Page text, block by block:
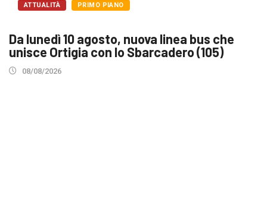
ATTUALITÀ PRIMO PIANO
Da lunedì 10 agosto, nuova linea bus che
unisce Ortigia con lo Sbarcadero (105)
08/08/2026